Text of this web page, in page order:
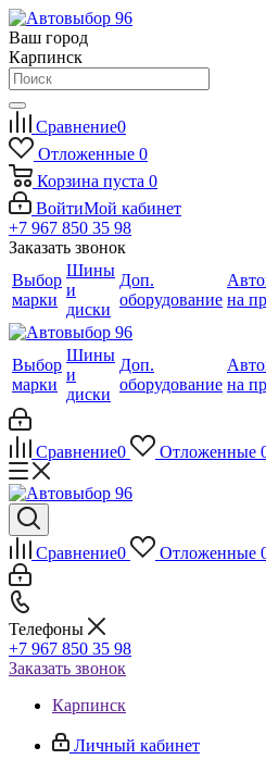
Ваш город
Карпинск
Сравнение0
Отложенные 0
Корзина пуста 0
ВойтиМой кабинет
+7 967 850 35 98
Заказать звонок
Выбор
марки
Шины
и
диски
Доп.
оборудование на
Выбор
марки
Шины
и
диски
Доп.
оборудование на
Сравнение0 Отложенные
Сравнение0 Отложенные
Телефоны
+7 967 850 35 98
Заказать звонок
Карпинск
Личный кабинет